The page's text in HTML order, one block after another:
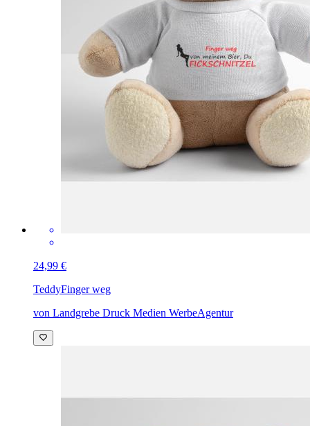
24,99 €
TeddyFinger weg
von Landgrebe Druck Medien WerbeAgentur